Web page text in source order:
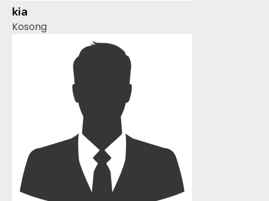
kia
Kosong